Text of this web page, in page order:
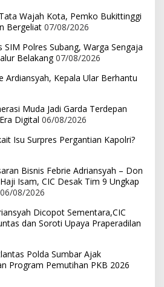
Wajah Kota, Pemko Bukittinggi
Bergeliat 07/08/2026
SIM Polres Subang, Warga Sengaja
Belakang 07/08/2026
Ardiansyah, Kepala Ular Berhantu
Muda Jadi Garda Terdepan
Digital 06/08/2026
Isu Surpres Pergantian Kapolri?
Bisnis Febrie Adriansyah – Don
Isam, CIC Desak Tim 9 Ungkap
06/08/2026
Dicopot Sementara,CIC
dan Soroti Upaya Praperadilan
Polda Sumbar Ajak
Program Pemutihan PKB 2026